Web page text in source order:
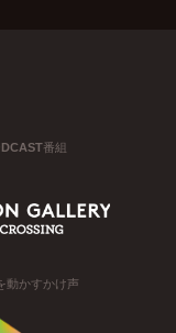
番組
動かすかけ声